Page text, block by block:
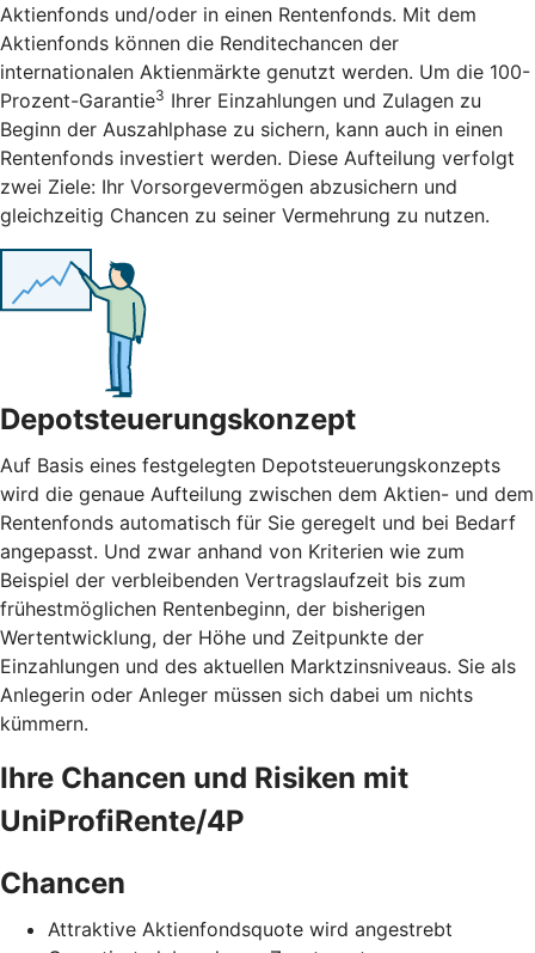
Aktienfonds und/oder in einen Rentenfonds. Mit dem
Aktienfonds können die Renditechancen der
internationalen Aktienmärkte genutzt werden. Um die 100-
Prozent-Garantie3 Ihrer Einzahlungen und Zulagen zu
Beginn der Auszahlphase zu sichern, kann auch in einen
Rentenfonds investiert werden. Diese Aufteilung verfolgt
zwei Ziele: Ihr Vorsorgevermögen abzusichern und
gleichzeitig Chancen zu seiner Vermehrung zu nutzen.
Depotsteuerungskonzept
Auf Basis eines festgelegten Depotsteuerungskonzepts
wird die genaue Aufteilung zwischen dem Aktien- und dem
Rentenfonds automatisch für Sie geregelt und bei Bedarf
angepasst. Und zwar anhand von Kriterien wie zum
Beispiel der verbleibenden Vertragslaufzeit bis zum
frühestmöglichen Rentenbeginn, der bisherigen
Wertentwicklung, der Höhe und Zeitpunkte der
Einzahlungen und des aktuellen Marktzinsniveaus. Sie als
Anlegerin oder Anleger müssen sich dabei um nichts
kümmern.
Ihre Chancen und Risiken mit
UniProfiRente/4P
Chancen
Attraktive Aktienfondsquote wird angestrebt